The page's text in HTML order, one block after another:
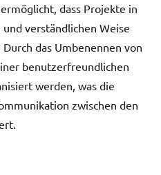
dass Projekte in
verständlichen Weise
das Umbenennen von
benutzerfreundlichen
werden, was die
zwischen den